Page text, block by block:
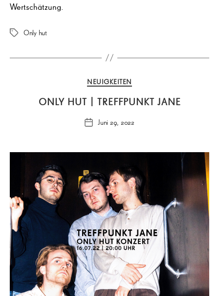
Wertschätzung.
Schlagwörter
Only hut
Kategorien
NEUIGKEITEN
ONLY HUT | TREFFPUNKT JANE
Veröffentlichungsdatum
Juni 29, 2022